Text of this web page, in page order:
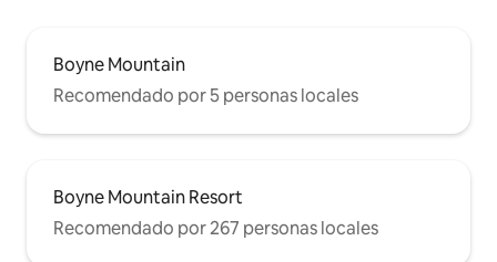
Boyne Mountain
Recomendado por 5 personas locales
Boyne Mountain Resort
Recomendado por 267 personas locales